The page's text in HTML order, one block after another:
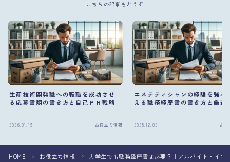
こちらの記事もどうぞ
生産技術開発職への転職を成功させ
る応募書類の書き方と自己ＰＲ戦略
2026.01.19 お役立ち情報
エステティシャンの経験を強み
える職務経歴書の書き方と厳選
2025.12.02 お
HOME ＞ お役立ち情報 ＞ 大学生でも職務経歴書は必要？｜アルバイト・イン